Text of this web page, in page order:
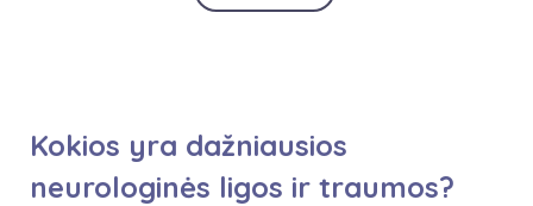
Kokios yra dažniausios
neurologinės ligos ir traumos?